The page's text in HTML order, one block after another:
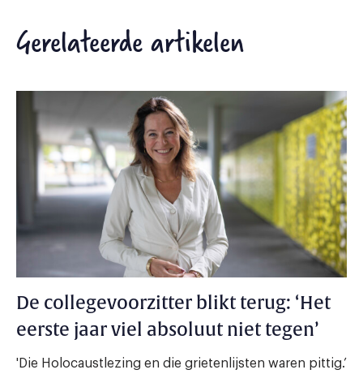
Gerelateerde artikelen
De collegevoorzitter blikt terug: ‘Het
eerste jaar viel absoluut niet tegen’
'Die Holocaustlezing en die grietenlijsten waren pittig.’